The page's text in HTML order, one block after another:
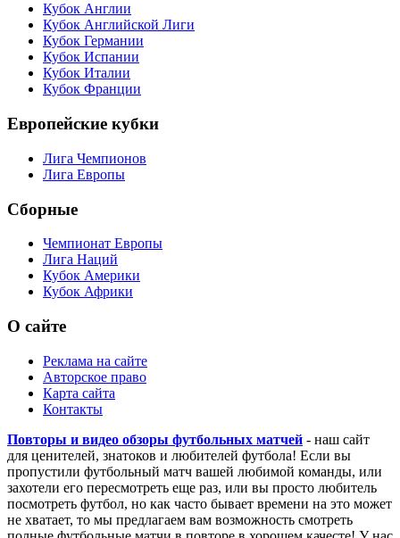
Кубок Англии
Кубок Английской Лиги
Кубок Германии
Кубок Испании
Кубок Италии
Кубок Франции
Европейские кубки
Лига Чемпионов
Лига Европы
Сборные
Чемпионат Европы
Лига Наций
Кубок Америки
Кубок Африки
О сайте
Реклама на сайте
Авторское право
Карта сайта
Контакты
Повторы и видео обзоры футбольных матчей - наш сайт
для ценителей, знатоков и любителей футбола! Если вы
пропустили футбольный матч вашей любимой команды, или
захотели его пересмотреть еще раз, или вы просто любитель
посмотреть футбол, но как часто бывает времени на это может
не хватает, то мы предлагаем вам возможность смотреть